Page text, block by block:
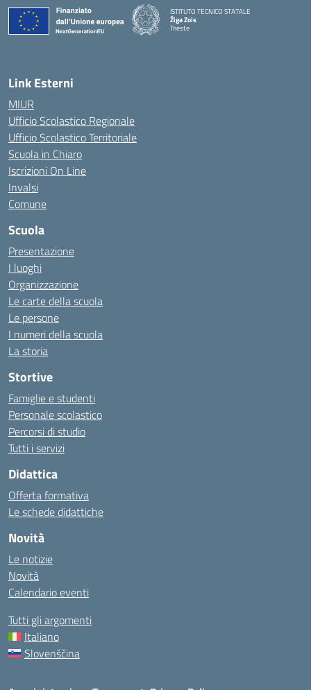
ISTITUTO TECNICO STATALE
Žiga Zois
Trieste
Link Esterni
MIUR
Ufficio Scolastico Regionale
Ufficio Scolastico Territoriale
Scuola in Chiaro
Iscrizioni On Line
Invalsi
Comune
Scuola
Presentazione
I luoghi
Organizzazione
Le carte della scuola
Le persone
I numeri della scuola
La storia
Stortive
Famiglie e studenti
Personale scolastico
Percorsi di studio
Tutti i servizi
Didattica
Offerta formativa
Le schede didattiche
Novità
Le notizie
Novità
Calendario eventi
Tutti gli argomenti
Italiano
Slovenščina